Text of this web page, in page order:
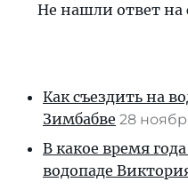
Не нашли ответ на
Как съездить на
Зимбабве 28
В какое время
водопаде